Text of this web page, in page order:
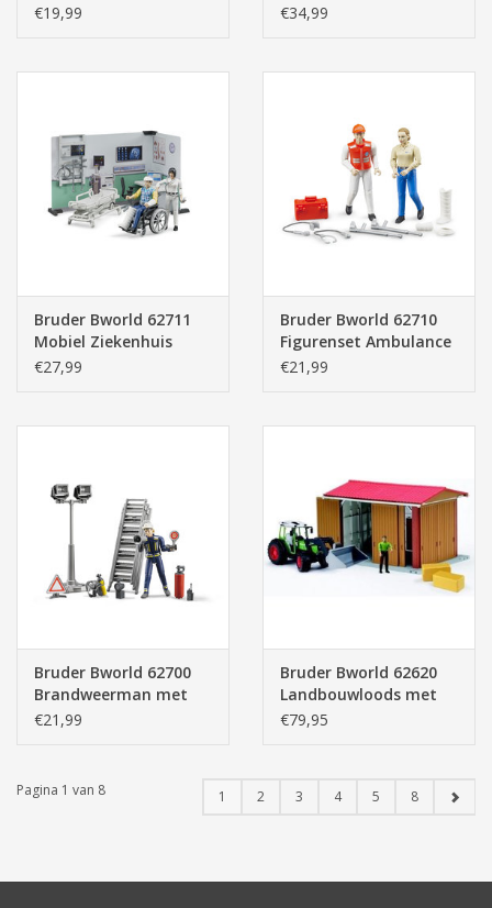
€19,99
€34,99
Bruder Bworld 62711
Mobiel Ziekenhuis
€27,99
Bruder Bworld 62710
Figurenset Ambulance
€21,99
Bruder Bworld 62700
Brandweerman met
Accessoires
€21,99
Bruder Bworld 62620
Landbouwloods met
Fendt 209S en
€79,95
Pagina 1 van 8 1 2 3 4 5 8